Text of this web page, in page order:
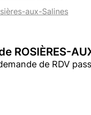
aux-Salines
ROSIÈRES-
de RDV